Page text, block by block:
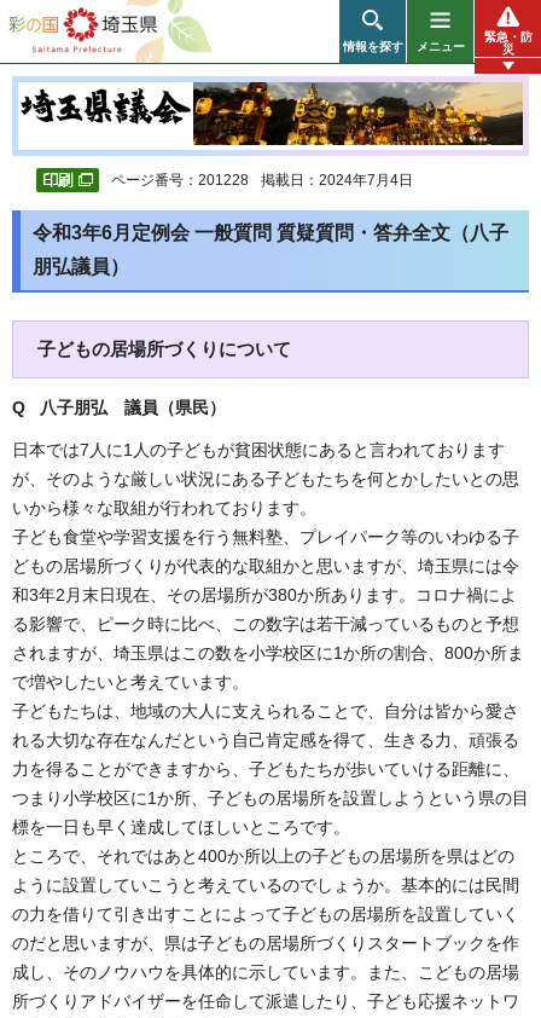
彩の国 埼玉県
情報を探す メニュー
緊急・防
災
ページ番号：201228 掲載日：2024年7月4日
令和3年6月定例会 一般質問 質疑質問・答弁全文（八子
朋弘議員）
子どもの居場所づくりについて
Q 八子朋弘 議員（県民）
日本では7人に1人の子どもが貧困状態にあると言われております
が、そのような厳しい状況にある子どもたちを何とかしたいとの思
いから様々な取組が行われております。
子ども食堂や学習支援を行う無料塾、プレイパーク等のいわゆる子
どもの居場所づくりが代表的な取組かと思いますが、埼玉県には令
和3年2月末日現在、その居場所が380か所あります。コロナ禍によ
る影響で、ピーク時に比べ、この数字は若干減っているものと予想
されますが、埼玉県はこの数を小学校区に1か所の割合、800か所ま
で増やしたいと考えています。
子どもたちは、地域の大人に支えられることで、自分は皆から愛さ
れる大切な存在なんだという自己肯定感を得て、生きる力、頑張る
力を得ることができますから、子どもたちが歩いていける距離に、
つまり小学校区に1か所、子どもの居場所を設置しようという県の目
標を一日も早く達成してほしいところです。
ところで、それではあと400か所以上の子どもの居場所を県はどの
ように設置していこうと考えているのでしょうか。基本的には民間
の力を借りて引き出すことによって子どもの居場所を設置していく
のだと思いますが、県は子どもの居場所づくりスタートブックを作
成し、そのノウハウを具体的に示しています。また、こどもの居場
所づくりアドバイザーを任命して派遣したり、子ども応援ネットワ